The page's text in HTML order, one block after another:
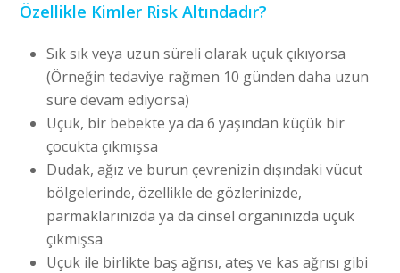
Özellikle Kimler Risk Altındadır?
Sık sık veya uzun süreli olarak uçuk çıkıyorsa
(Örneğin tedaviye rağmen 10 günden daha uzun
süre devam ediyorsa)
Uçuk, bir bebekte ya da 6 yaşından küçük bir
çocukta çıkmışsa
Dudak, ağız ve burun çevrenizin dışındaki vücut
bölgelerinde, özellikle de gözlerinizde,
parmaklarınızda ya da cinsel organınızda uçuk
çıkmışsa
Uçuk ile birlikte baş ağrısı, ateş ve kas ağrısı gibi